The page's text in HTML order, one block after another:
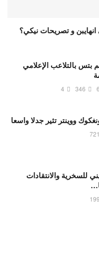
انهايبن و تصريحات نيكي؟
بتس بالتلاعب الإعلامي
6
346
4
ووينتر تثير جدلا واسعا
721
للسخرية والانتقادات
199